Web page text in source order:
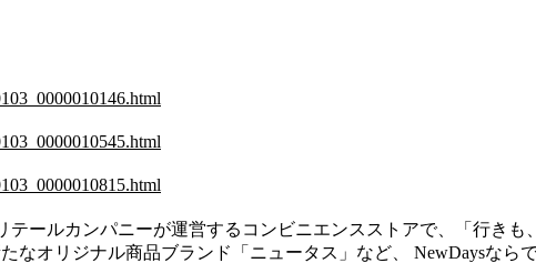
ールカンパニーが運営するコンビニエンスストアで、「行きも
なオリジナル商品ブランド「ニュータス」など、 NewDaysなら